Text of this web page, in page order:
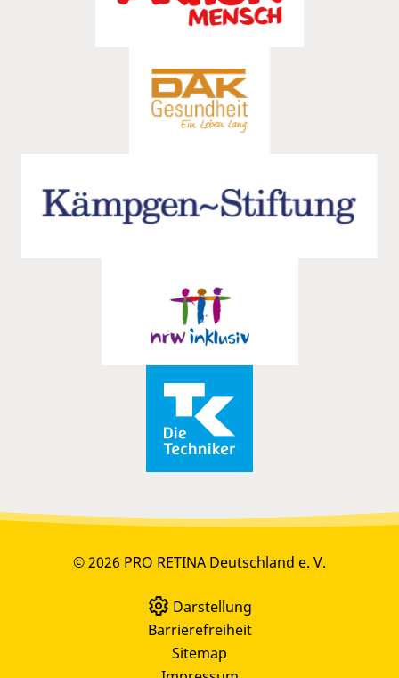
© 2026 PRO RETINA Deutschland e. V.
Darstellung
Barrierefreiheit
Sitemap